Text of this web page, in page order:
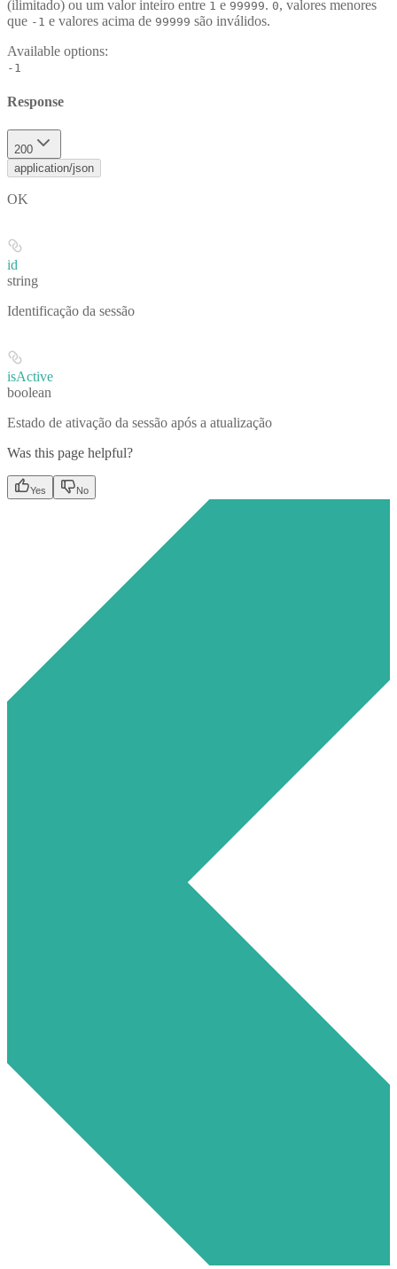
(ilimitado) ou um valor inteiro entre 1 e 99999. 0, valores menores
que -1 e valores acima de 99999 são inválidos.
Available options:
-1
Response
200
application/json
OK
id
string
Identificação da sessão
isActive
boolean
Estado de ativação da sessão após a atualização
Was this page helpful?
Yes No